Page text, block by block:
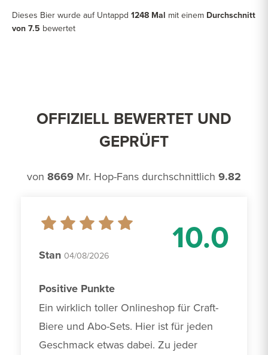
Dieses Bier wurde auf Untappd 1248 Mal mit einem Durchschnitt
von 7.5 bewertet
OFFIZIELL BEWERTET UND
GEPRÜFT
von 8669 Mr. Hop-Fans durchschnittlich 9.82
10.0
Stan 04/08/2026
Positive Punkte
Ein wirklich toller Onlineshop für Craft-
Biere und Abo-Sets. Hier ist für jeden
Geschmack etwas dabei. Zu jeder